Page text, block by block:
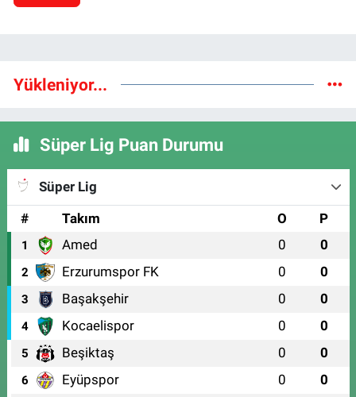
Yükleniyor...
Süper Lig Puan Durumu
Süper Lig
#
Takım O P
1 Amed 0 0
2 Erzurumspor FK 0 0
3 Başakşehir 0 0
4 Kocaelispor 0 0
5 Beşiktaş 0 0
6 Eyüpspor 0 0